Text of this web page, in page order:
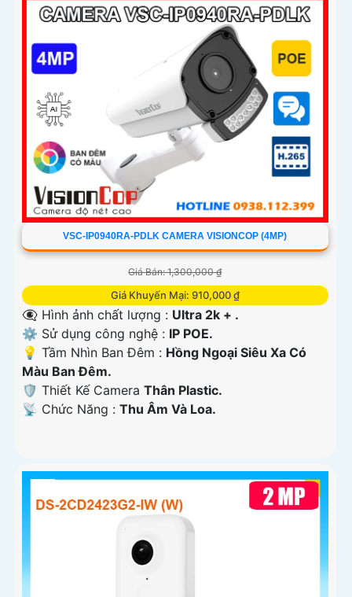
VSC-IP0940RA-PDLK CAMERA VISIONCOP (4MP)
Giá Bán: 1,300,000 ₫
Giá Khuyến Mại: 910,000 ₫
👁️‍🗨 Hình ảnh chất lượng : Ultra 2k + .
⚙ Sử dụng công nghệ : IP POE.
💡 Tầm Nhìn Ban Đêm : Hồng Ngoại Siêu Xa Có
Màu Ban Ðêm.
🛡 Thiết Kế Camera Thân Plastic.
️📡 Chức Năng : Thu Âm Và Loa.